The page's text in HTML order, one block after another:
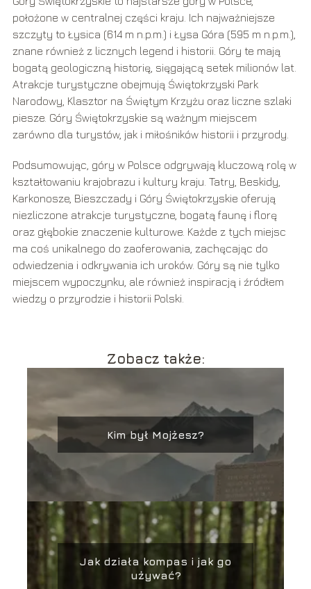
położone w centralnej części kraju. Ich najważniejsze
szczyty to Łysica (614 m n.p.m.) i Łysa Góra (595 m n.p.m.),
znane również z licznych legend i historii. Góry te mają
bogatą geologiczną historię, sięgającą setek milionów lat.
Atrakcje turystyczne obejmują Świętokrzyski Park
Narodowy, Klasztor na Świętym Krzyżu oraz liczne szlaki
piesze. Góry Świętokrzyskie są ważnym miejscem
zarówno dla turystów, jak i miłośników historii i przyrody.
Podsumowując, góry w Polsce odgrywają kluczową rolę w
kształtowaniu krajobrazu i kultury kraju. Tatry, Beskidy,
Karkonosze, Bieszczady i Góry Świętokrzyskie oferują
niezliczone atrakcje turystyczne, bogatą faunę i florę
oraz głębokie znaczenie kulturowe. Każde z tych miejsc
ma coś unikalnego do zaoferowania, zachęcając do
odwiedzenia i odkrywania ich uroków. Góry są nie tylko
miejscem wypoczynku, ale również inspiracją i źródłem
wiedzy o przyrodzie i historii Polski.
Zobacz także:
Kim był Mojżesz?
Jak działa kompas i jak go
używać?